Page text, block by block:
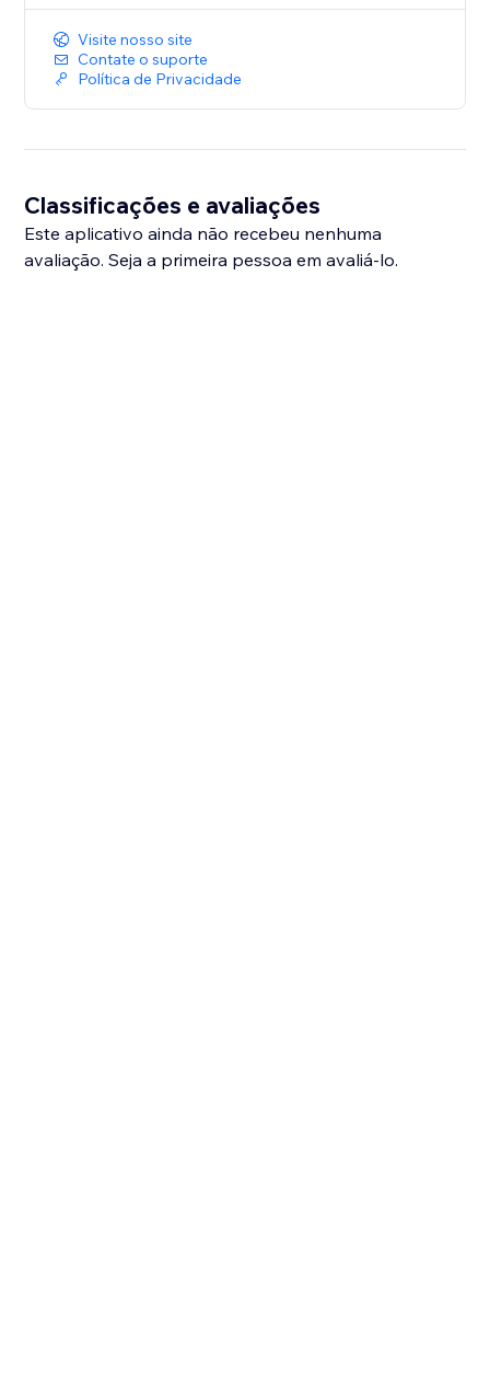
Visite nosso site
Contate o suporte
Política de Privacidade
Classificações e avaliações
Este aplicativo ainda não recebeu nenhuma
avaliação. Seja a primeira pessoa em avaliá-lo.